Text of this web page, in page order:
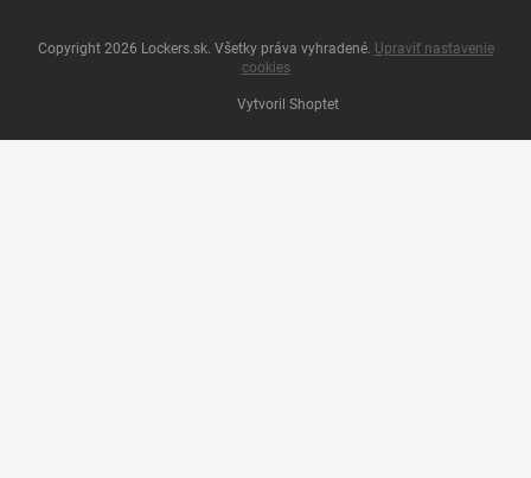
Vytvoril Shoptet
Copyright 2026 Lockers.sk. Všetky práva vyhradené. Upraviť nastavenie
cookies